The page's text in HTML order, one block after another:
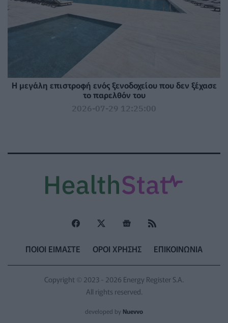
Η μεγάλη επιστροφή ενός ξενοδοχείου που δεν ξέχασε
το παρελθόν του
2026-07-29 12:25:00
ΠΟΙΟΙ ΕΙΜΑΣΤΕ ΟΡΟΙ ΧΡΗΣΗΣ ΕΠΙΚΟΙΝΩΝΙΑ
Copyright © 2023 - 2026 Energy Register S.A.
All rights reserved.
developed by Nuevvo